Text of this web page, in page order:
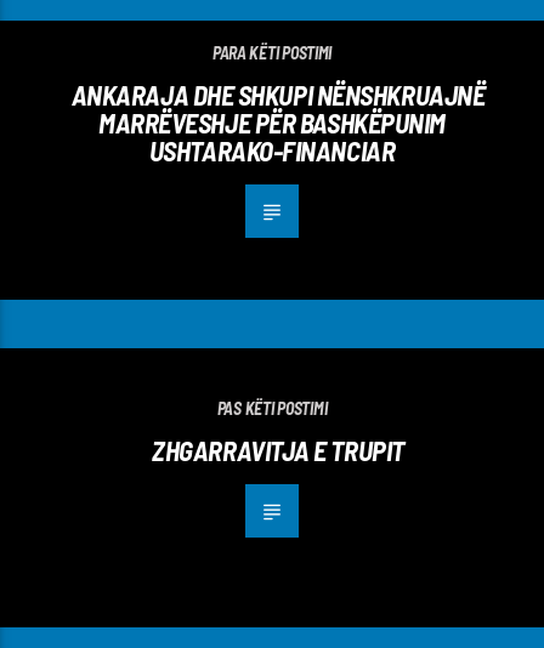
PARA KËTI POSTIMI
ANKARAJA DHE SHKUPI NËNSHKRUAJNË
MARRËVESHJE PËR BASHKËPUNIM
USHTARAKO-FINANCIAR
PAS KËTI POSTIMI
ZHGARRAVITJA E TRUPIT